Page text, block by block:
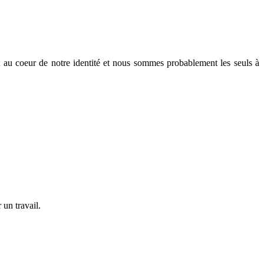
coeur de notre identité et nous sommes probablement les seuls à
un travail.